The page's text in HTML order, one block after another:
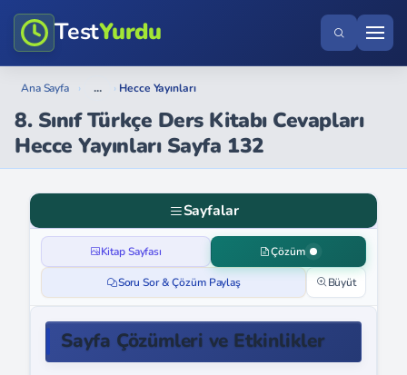
TestYurdu
Ana Sayfa › ... › Hecce Yayınları
8. Sınıf Türkçe Ders Kitabı Cevapları
Hecce Yayınları Sayfa 132
Sayfalar
Kitap Sayfası Çözüm
Soru Sor & Çözüm Paylaş Büyüt
Sayfa Çözümleri ve Etkinlikler